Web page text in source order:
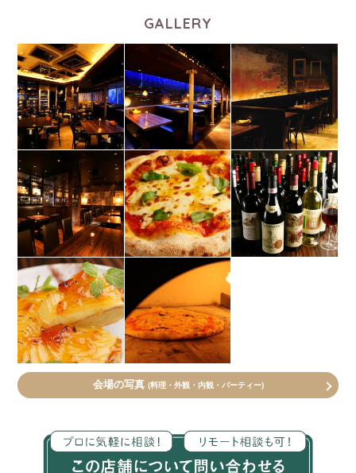
GALLERY
会場の写真 (料理・外観・内観・パーティー)